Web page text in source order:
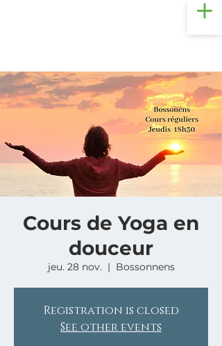
Cours de Yoga en
douceur
jeu. 28 nov.
  |
Bossonnens
Registration is closed
See other events